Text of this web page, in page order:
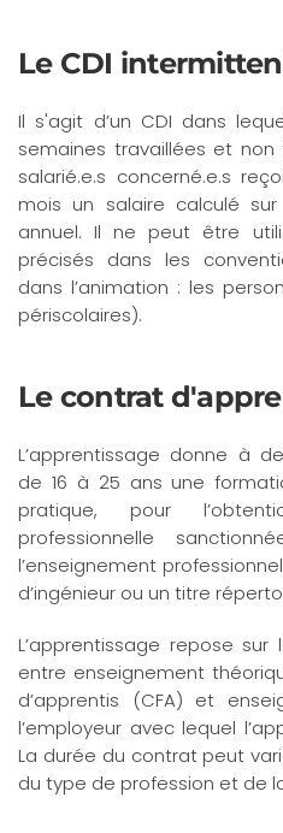
Le CDI
Il s'agit d’un CDI dans
semaines travaillées et non
salarié.e.s concerné.e.s
mois un salaire calculé sur
annuel. Il ne peut être
précisés dans les
dans l’animation : les
périscolaires).
Le contrat
L’apprentissage donne à
de 16 à 25 ans une
pratique, pour
professionnelle
l’enseignement
d’ingénieur ou un titre
L’apprentissage repose
entre enseignement
d’apprentis (CFA) et
l’employeur avec lequel
La durée du contrat peut
du type de profession et de